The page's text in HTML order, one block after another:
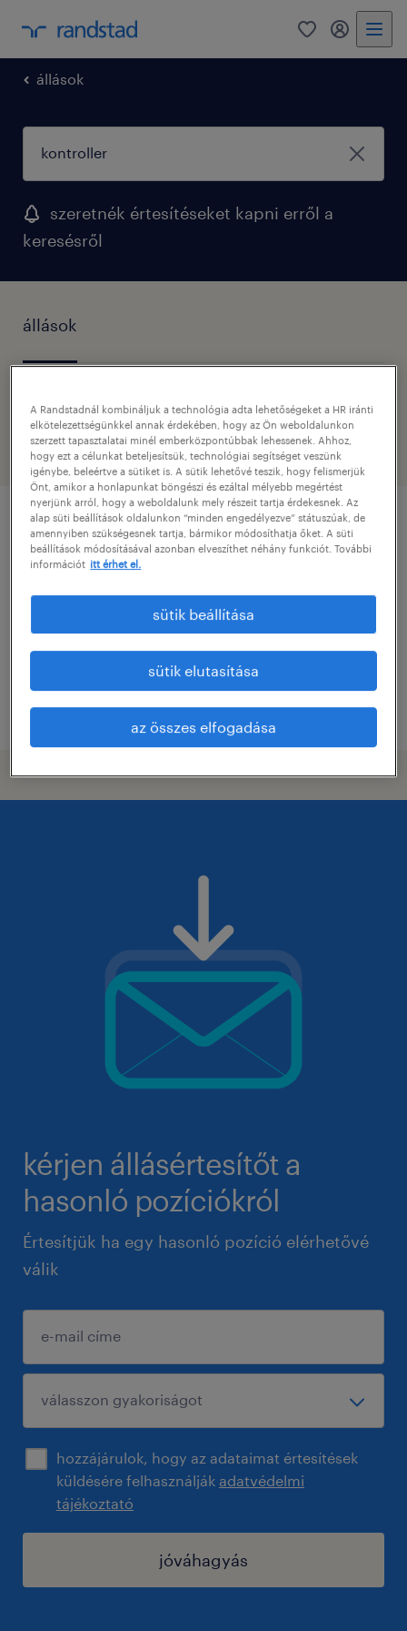
0 fiókom
állások
szeretnék értesítéseket kapni erről a
keresésről
állások
1 pozíciót találtunk Kontroller
szűrő
pénzügyi kontroller
gyöngyös, heves
határozatlan idejű
főiskolai, egyetemi végzettség / university
megjelenítve ekkor: 27 július 2026
kérjen állásértesítőt a
hasonló pozíciókról
Értesítjük ha egy hasonló pozíció elérhetővé
válik
hozzájárulok, hogy az adataimat értesítések
küldésére felhasználják adatvédelmi
tájékoztató
jóváhagyás
A Randstadnál kombináljuk a technológia adta lehetőségeket a HR iránti
elkötelezettségünkkel annak érdekében, hogy az Ön weboldalunkon
szerzett tapasztalatai minél emberközpontúbbak lehessenek. Ahhoz,
hogy ezt a célunkat beteljesítsük, technológiai segítséget veszünk
igénybe, beleértve a sütiket is. A sütik lehetővé teszik, hogy felismerjük
Önt, amikor a honlapunkat böngészi és ezáltal mélyebb megértést
nyerjünk arról, hogy a weboldalunk mely részeit tartja érdekesnek. Az
alap süti beállítások oldalunkon “minden engedélyezve” státuszúak, de
amennyiben szükségesnek tartja, bármikor módosíthatja őket. A süti
beállítások módosításával azonban elveszíthet néhány funkciót. További
információt itt érhet el.
sütik beállítása
sütik elutasítása
az összes elfogadása